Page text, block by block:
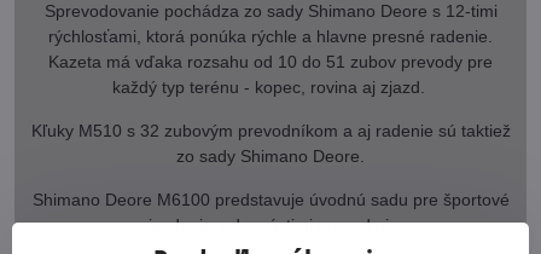
Sprevodovanie pochádza zo sady Shimano Deore s 12-timi
rýchlosťami, ktorá ponúka rýchle a hlavne presné radenie.
Kazeta má vďaka rozsahu od 10 do 51 zubov prevody pre
každý typ terénu - kopec, rovina aj zjazd.
Kľuky M510 s 32 zubovým prevodníkom a aj radenie sú taktiež
zo sady Shimano Deore.
Shimano Deore M6100 predstavuje úvodnú sadu pre športové
jazdenie s dvanástimi prevodmi.